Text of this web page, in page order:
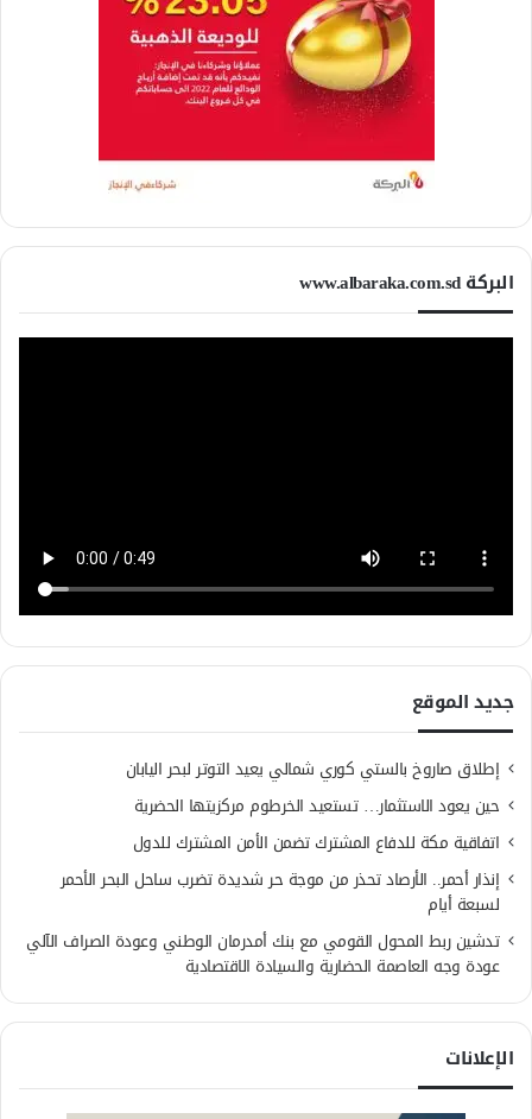
البركة www.albaraka.com.sd
جديد الموقع
إطلاق صاروخ بالستي كوري شمالي يعيد التوتر لبحر اليابان
حين يعود الاستثمار… تستعيد الخرطوم مركزيتها الحضرية
اتفاقية مكة للدفاع المشترك تضمن الأمن المشترك للدول
إنذار أحمر.. الأرصاد تحذر من موجة حر شديدة تضرب ساحل البحر الأحمر
لسبعة أيام
تدشين ربط المحول القومي مع بنك أمدرمان الوطني وعودة الصراف الآلي
عودة وجه العاصمة الحضارية والسيادة الاقتصادية
الإعلانات